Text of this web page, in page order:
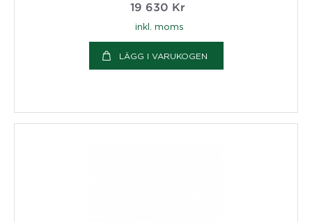
19 630 Kr
inkl. moms
LÄGG I VARUKOGEN